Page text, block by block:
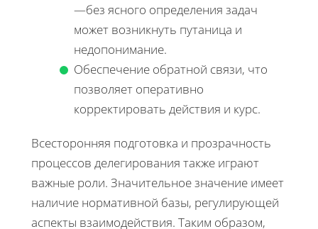
—без ясного определения задач
может возникнуть путаница и
недопонимание.
Обеспечение обратной связи, что
позволяет оперативно
корректировать действия и курс.
Всесторонняя подготовка и прозрачность
процессов делегирования также играют
важные роли. Значительное значение имеет
наличие нормативной базы, регулирующей
аспекты взаимодействия. Таким образом,